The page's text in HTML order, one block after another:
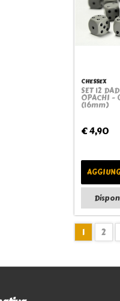
CHESSEX
SET 12
OPACHI -
(16mm)
€ 4,90
1 2